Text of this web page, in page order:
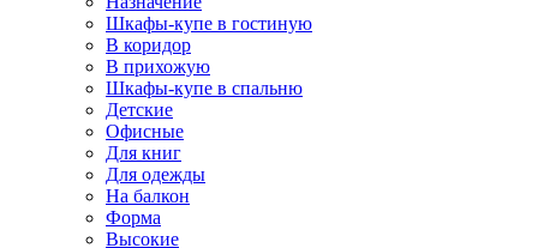
Шкафы-купе в гостиную
В коридор
В прихожую
Шкафы-купе в спальню
Детские
Офисные
Для книг
Для одежды
На балкон
Форма
Высокие